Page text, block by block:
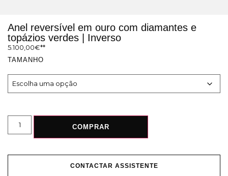
Anel reversível em ouro com diamantes e
topázios verdes | Inverso
5.100,00€
TAMANHO
COMPRAR
CONTACTAR ASSISTENTE